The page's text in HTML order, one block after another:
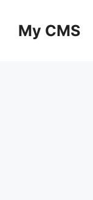
contentMy CMS